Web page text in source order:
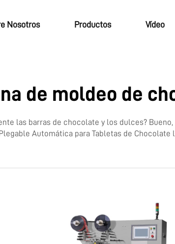
Nosotros Productos Vídeo
de moldeo de
las barras de chocolate y los dulces?
Automática para Tabletas de Chocolate